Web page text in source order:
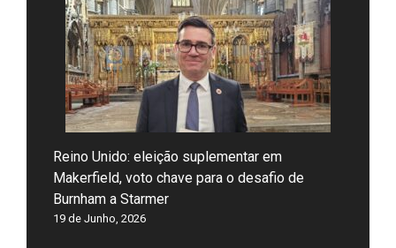
Reino Unido: eleição suplementar em
Makerfield, voto chave para o desafio de
Burnham a Starmer
19 de Junho, 2026